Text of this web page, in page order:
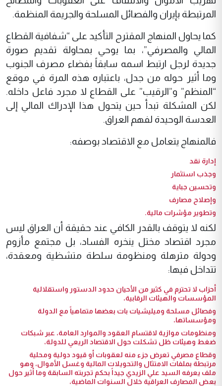
المرتبطة بإيران والفصائل المسلحة والجريمة المنظمة.
كما يحاول المنهاج المقترح التأكيد على “شفافية القطاع
المالي والمصرفي”، بما يوحي بمحاولة تقديم صورة
جديدة لرجل ارتبط اسمه سابقاً بفضاء مصرف الجنوب
وما أثير حوله من جدل، باعتباره هذه المرة في موقع
“المنظم” و”الرقيب” على القطاع لا مجرد فاعل داخله.
لكن المشكلة تبدأ حين يتحول هذا الإدراك المالي إلى
العدسة الوحيدة لفهم العراق.
فالمنهاج يتعامل مع الاقتصاد بوصفه:
إدارة نقد
وجذب استثمار
وتحسين جباية
وإصلاح مصارف
وتطوير مؤشرات مالية.
لكنه لا يتوقف بالقدر الكافي عند حقيقة أن العراق ليس
مجرد اقتصاد مختل ينخره الفساد، بل مجتمع مأزوم
ودولة مترهلة ومنظومة سلطة متشظية ومعقدة،
تتداخل فيها:
أحزاب لا تحترم في كثير من الأحيان حدود الدستور واستقلالية
المؤسسات والهيئات الرقابية،
وفصائل مسلحة وميليشيات بات بعضها متماهياً مع الدولة
ومؤسساتها،
ومنظومات موازية لاقتسام العقود والموارد العامة، عبر شبكات
ضغط وهيئات ظل تشكلت حول الاقتصاد الريعي للدولة،
وقطاع مصرفي تعرض جزء منه لعقوبات أو قيود دولية ومحلية
مرتبطة بملفات الامتثال والتحويلات المالية وغسل الأموال، وهو
ملف يعرفه السيد علي الزيدي جيداً بحكم تجربته السابقة وما أثير حول
بعض المصارف العراقية خلال السنوات الماضية،